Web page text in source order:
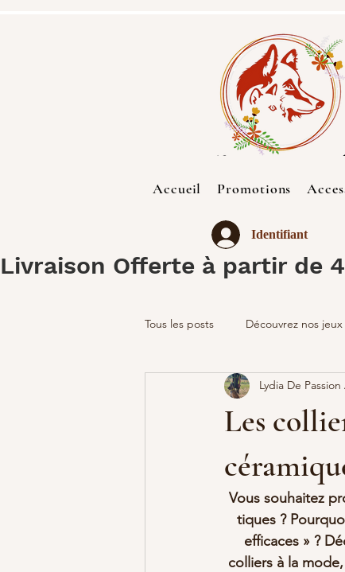
Accueil Promotions
Identifiant
Livraison Offerte à partir de
Tous les posts Découvrez nos jeux
Les
Lydia De
Vous souhaitez
tiques ?
efficaces » ?
colliers à la